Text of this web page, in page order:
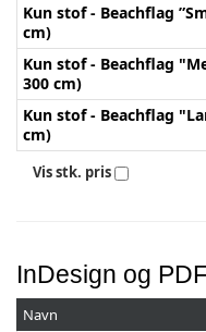
Kun stof - Beachflag
cm)
Kun stof - Beachflag
300 cm)
Kun stof - Beachflag
cm)
Vis stk. pris
InDesign og
Navn